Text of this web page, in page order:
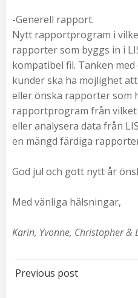
-Generell rapport.
Nytt rapportprogram i
rapporter som byggs in i
kompatibel fil. Tanken
kunder ska ha möjlighet
eller önska rapporter som
rapportprogram från
eller analysera data från
en mängd färdiga
God jul och gott nytt år
Med vänliga hälsningar,
Karin, Yvonne, Christopher&
Post
Previous post